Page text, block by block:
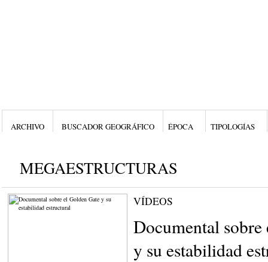
ARCHIVO BUSCADOR GEOGRÁFICO ÉPOCA TIPOLOGÍAS
MEGAESTRUCTURAS
VÍDEOS
Documental
y su estabilidad